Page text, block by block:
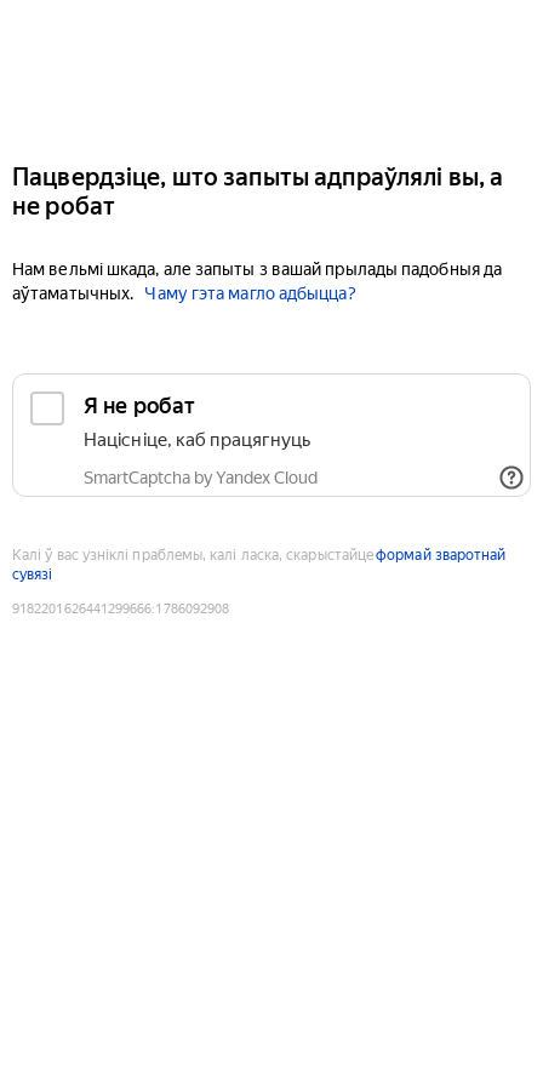
Пацвердзіце, што запыты адпраўлялі вы, а
не робат
Нам вельмі шкада, але запыты з вашай прылады падобныя да
аўтаматычных.
Чаму гэта магло адбыцца?
Я не робат
Націсніце, каб працягнуць
SmartCaptcha by Yandex Cloud
Калі ў вас узніклі праблемы, калі ласка, скарыстайцеформай зваротнай
сувязі
9182201626441299666:1786092908